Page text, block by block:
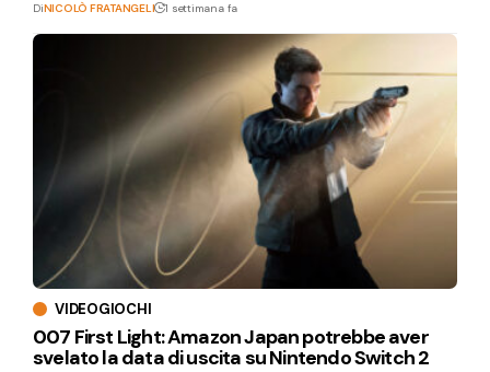
DiNICOLÒ FRATANGELI 1 settimana fa
VIDEOGIOCHI
007 First Light: Amazon Japan potrebbe aver
svelato la data di uscita su Nintendo Switch 2